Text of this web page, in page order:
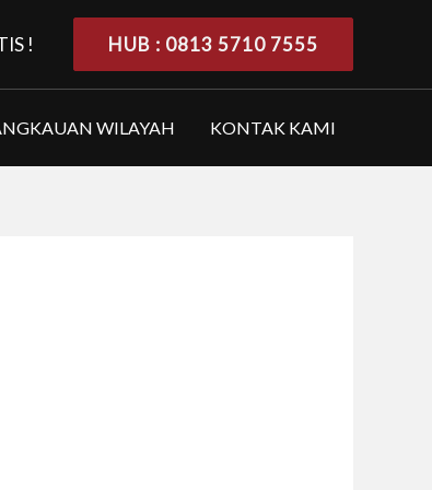
! HUB : 0813 5710 7555
WILAYAH KONTAK KAMI